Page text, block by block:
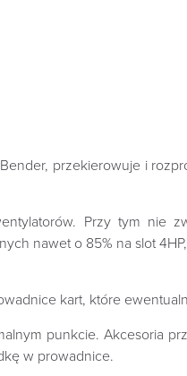
przekierowuje i
Przy tym nie
nawet o 85% na slot
kart, które
punkcie. Akcesoria
w prowadnice.